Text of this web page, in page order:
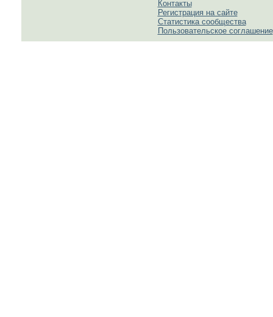
Контакты
Регистрация на сайте
Статистика сообщества
Пользовательское соглашение